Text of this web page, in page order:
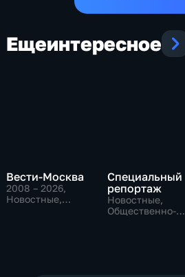
Ещеинтересное
Вести-Москва
2008 – 2026,
Новостные,
Специальный
репортаж
Новостные,
Общественно-